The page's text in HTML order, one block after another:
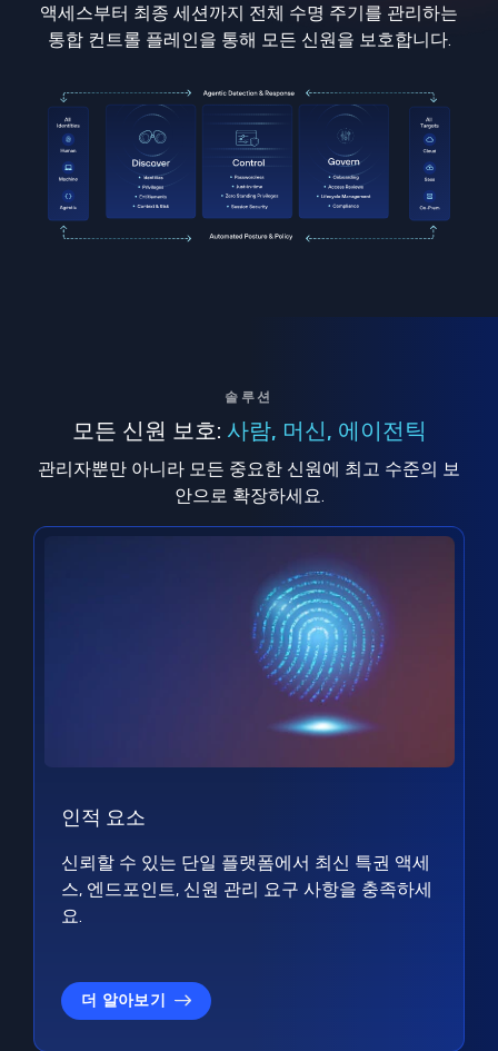
액세스부터 최종 세션까지 전체 수명 주기를 관리하는
통합 컨트롤 플레인을 통해 모든 신원을 보호합니다.
솔루션
모든 신원 보호: 사람, 머신, 에이전틱
관리자뿐만 아니라 모든 중요한 신원에 최고 수준의 보
안으로 확장하세요.
인적 요소
신뢰할 수 있는 단일 플랫폼에서 최신 특권 액세
스, 엔드포인트, 신원 관리 요구 사항을 충족하세
요.
더 알아보기